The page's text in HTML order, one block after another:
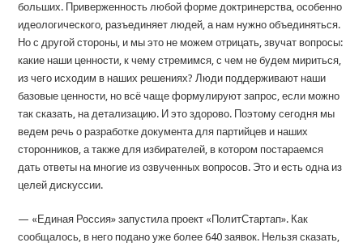
больших. Приверженность любой форме доктринерства, особенно
идеологического, разъединяет людей, а нам нужно объединяться.
Но с другой стороны, и мы это не можем отрицать, звучат вопросы:
какие наши ценности, к чему стремимся, с чем не будем мириться,
из чего исходим в наших решениях? Люди поддерживают наши
базовые ценности, но всё чаще формулируют запрос, если можно
так сказать, на детализацию. И это здорово. Поэтому сегодня мы
ведем речь о разработке документа для партийцев и наших
сторонников, а также для избирателей, в котором постараемся
дать ответы на многие из озвученных вопросов. Это и есть одна из
целей дискуссии.
— «Единая Россия» запустила проект «ПолитСтартап». Как
сообщалось, в него подано уже более 640 заявок. Нельзя сказать,